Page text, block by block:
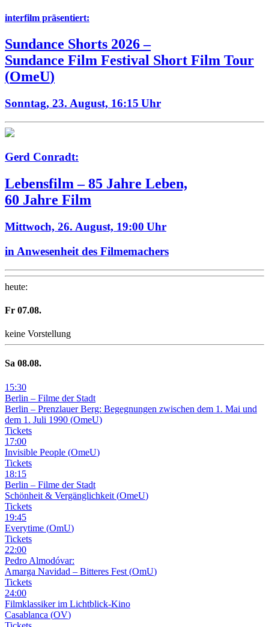
interfilm präsentiert:
Sundance Shorts 2026–
Sundance Film Festival Short Film Tour
(OmeU)
Sonntag, 23. August, 16:15 Uhr
Gerd Conradt:
Lebensfilm – 85 Jahre Leben,
60 Jahre Film
Mittwoch, 26. August, 19:00 Uhr
in Anwesenheit des Filmemachers
heute:
Fr 07.08.
keine Vorstellung
Sa 08.08.
15:30
Berlin – Filme der Stadt
Berlin – Prenzlauer Berg: Begegnungen zwischen dem 1. Mai und
dem 1. Juli 1990 (OmeU)
Tickets
17:00
Invisible People (OmeU)
Tickets
18:15
Berlin – Filme der Stadt
Schönheit & Vergänglichkeit (OmeU)
Tickets
19:45
Everytime (OmU)
Tickets
22:00
Pedro Almodóvar:
Amarga Navidad – Bitteres Fest (OmU)
Tickets
24:00
Filmklassiker im Lichtblick-Kino
Casablanca (OV)